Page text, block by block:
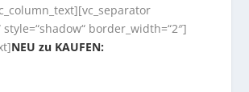
style=“shadow“ border_width=“2″]
NEU zu KAUFEN: